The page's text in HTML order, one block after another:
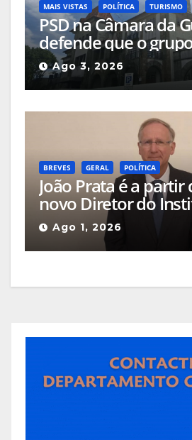
MAIS VISTAS POLÍTICA TURISMO
PSD na Câmara da
defende que o
deveria apresentar,
projeto que
implementar no
Ago 3, 2026
BREVES GERAL POLÍTICA
João Prata é a partir
novo Diretor do
Emprego e Formação
Profissional da
Ago 1, 2026